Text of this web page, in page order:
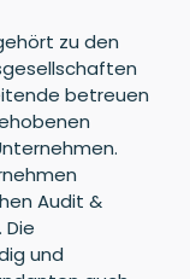
zu den
betreuen
Audit &
Die
und